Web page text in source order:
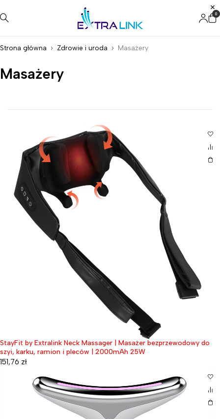
0
Strona główna Zdrowie i uroda Masażery
Masażery
StayFit by Extralink Neck Massager | Masażer bezprzewodowy do
szyi, karku, ramion i pleców | 2000mAh 25W
151,76 zł